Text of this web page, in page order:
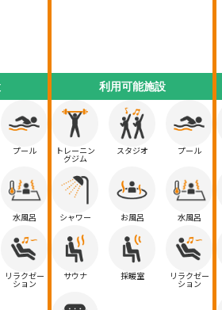
プール
水風呂
リラクゼー
ション
利用可能施設
トレーニン
グジム
スタジオ プール
シャワー お風呂 水風呂
サウナ 採暖室 リラクゼー
ション